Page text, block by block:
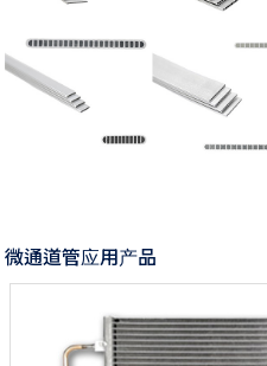
微通道管应用产品